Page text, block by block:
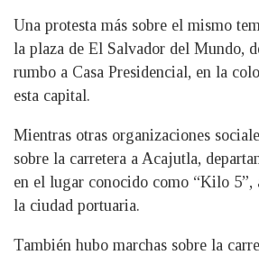
Una protesta más sobre el mismo
la plaza de El Salvador del Mundo,
rumbo a Casa Presidencial, en la
esta capital.
Mientras otras organizaciones
sobre la carretera a Acajutla,
en el lugar conocido como “Kilo 5”,
la ciudad portuaria.
También hubo marchas sobre la